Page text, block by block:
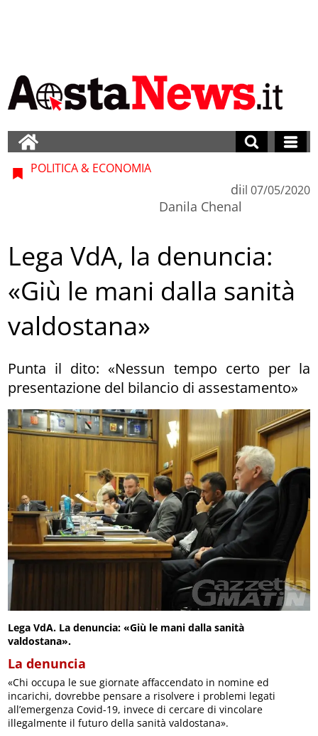
POLITICA & ECONOMIA
di
Danila Chenal
il 07/05/2020
Lega VdA, la denuncia:
«Giù le mani dalla sanità
valdostana»
Punta il dito: «Nessun tempo certo per la
presentazione del bilancio di assestamento»
Lega VdA. La denuncia: «Giù le mani dalla sanità
valdostana».
La denuncia
«Chi occupa le sue giornate affaccendato in nomine ed
incarichi, dovrebbe pensare a risolvere i problemi legati
all’emergenza Covid-19, invece di cercare di vincolare
illegalmente il futuro della sanità valdostana».